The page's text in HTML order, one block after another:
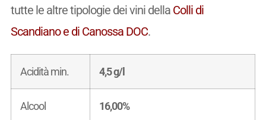
tutte le altre tipologie dei vini della Colli di
Scandiano e di Canossa DOC.
Acidità min. 4,5 g/l
Alcool 16,00%